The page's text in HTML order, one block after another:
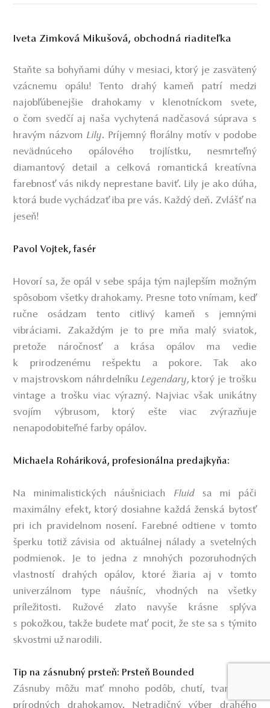
Iveta Zimková Mikušová, obchodná riaditeľka
Staňte sa bohyňami dúhy v mesiaci, ktorý je zasvätený
vzácnemu opálu! Tento drahý kameň patrí medzi
najobľúbenejšie drahokamy v klenotníckom svete,
o čom svedčí aj naša vychytená nadčasová súprava s
hravým názvomLily. Príjemný florálny motív v podobe
nevädnúceho opálového trojlístku, nesmrteľný
diamantový detail a celková romantická kreatívna
farebnosť vás nikdy neprestane baviť. Lily je ako dúha,
ktorá bude vychádzať iba pre vás. Každý deň. Zvlášť na
jeseň!
Pavol Vojtek, fasér
Hovorí sa, že opál v sebe spája tým najlepším možným
spôsobom všetky drahokamy. Presne toto vnímam, keď
ručne osádzam tento citlivý kameň s jemnými
vibráciami. Zakaždým je to pre mňa malý sviatok,
pretože náročnosť a krása opálov ma vedie
k prirodzenému rešpektu a pokore. Tak ako
v majstrovskom náhrdelníku Legendary, ktorý je trošku
vintage a trošku viac výrazný. Najviac však unikátny
svojím výbrusom, ktorý ešte viac zvýrazňuje
nenapodobiteľné farby opálov.
Michaela Roháriková, profesionálna predajkyňa:
Na minimalistických náušniciach Fluidsa mi páči
maximálny efekt, ktorý dosiahne každá ženská bytosť
pri ich pravidelnom nosení. Farebné odtiene v tomto
šperku totiž závisia od aktuálnej nálady a svetelných
podmienok. Je to jedna z mnohých pozoruhodných
vlastností drahých opálov, ktoré žiaria aj v tomto
univerzálnom type náušníc, vhodných na všetky
príležitosti. Ružové zlato navyše krásne splýva
s pokožkou, takže budete mať pocit, že ste sa s týmito
skvostmi už narodili.
Tip na zásnubný prsteň: Prsteň Bounded
Zásnuby môžu mať mnoho podôb, chutí, tvarov. Aj
prírodných drahokamov. Netradičný výber drahého